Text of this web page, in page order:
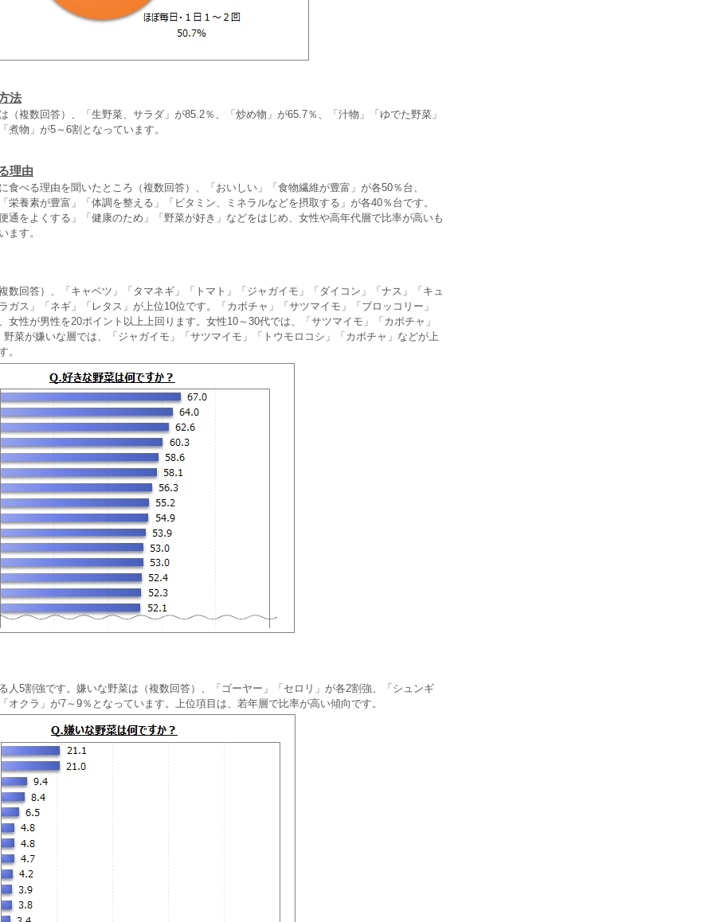
法
（複数回答）、「生野菜、サラダ」が85.2％、「炒め物」が65.7％、「汁物」「ゆでた野菜」
煮物」が5～6割となっています。
理由
食べる理由を聞いたところ（複数回答）、「おいしい」「食物繊維が豊富」が各50％台、
栄養素が豊富」「体調を整える」「ビタミン、ミネラルなどを摂取する」が各40％台です。
通をよくする」「健康のため」「野菜が好き」などをはじめ、女性や高年代層で比率が高いも
ます。
数回答）、「キャベツ」「タマネギ」「トマト」「ジャガイモ」「ダイコン」「ナス」「キュ
ガス」「ネギ」「レタス」が上位10位です。「カボチャ」「サツマイモ」「ブロッコリー」
女性が男性を20ポイント以上上回ります。女性10～30代では、「サツマイモ」「カボチャ」
野菜が嫌いな層では、「ジャガイモ」「サツマイモ」「トウモロコシ」「カボチャ」などが上
。
人5割強です。嫌いな野菜は（複数回答）、「ゴーヤー」「セロリ」が各2割強、「シュンギ
オクラ」が7～9％となっています。上位項目は、若年層で比率が高い傾向です。